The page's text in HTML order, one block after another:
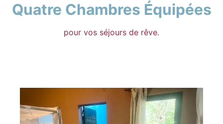
Quatre Chambres Équipées
pour vos séjours de rêve.